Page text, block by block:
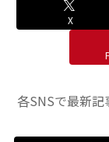
X
各SNSで最新